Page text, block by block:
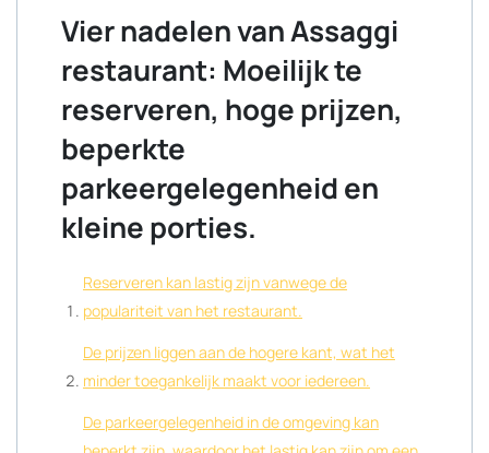
Vier nadelen van Assaggi
restaurant: Moeilijk te
reserveren, hoge prijzen,
beperkte
parkeergelegenheid en
kleine porties.
Reserveren kan lastig zijn vanwege de
populariteit van het restaurant.
De prijzen liggen aan de hogere kant, wat het
minder toegankelijk maakt voor iedereen.
De parkeergelegenheid in de omgeving kan